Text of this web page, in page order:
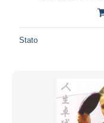
Stato